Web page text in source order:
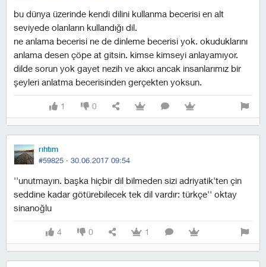
bu dünya üzerinde kendi dilini kullanma becerisi en alt
seviyede olanların kullandığı dil.
ne anlama becerisi ne de dinleme becerisi yok. okuduklarını
anlama desen çöpe at gitsin. kimse kimseyi anlayamıyor.
dilde sorun yok gayet nezih ve akıcı ancak insanlarımız bir
şeyleri anlatma becerisinden gerçekten yoksun.
1 0
rıhtım
#59825 · 30.06.2017 09:54
''unutmayın. başka hiçbir dil bilmeden sizi adriyatik'ten çin
seddine kadar götürebilecek tek dil vardır: türkçe'' oktay
sinanoğlu
4 0 1